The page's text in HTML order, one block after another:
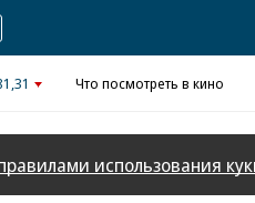
Что посмотреть в кино
использования